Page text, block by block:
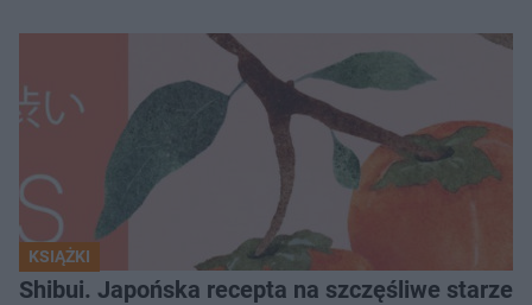
KSIĄŻKI
Shibui. Japońska recepta na szczęśliwe